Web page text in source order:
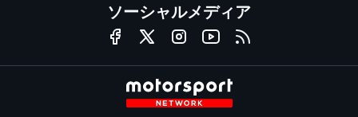
ソーシャルメディア